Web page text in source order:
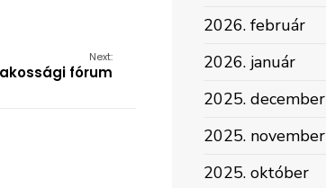
Next:
fórum
2026. február
2026. január
2025. december
2025. november
2025. október